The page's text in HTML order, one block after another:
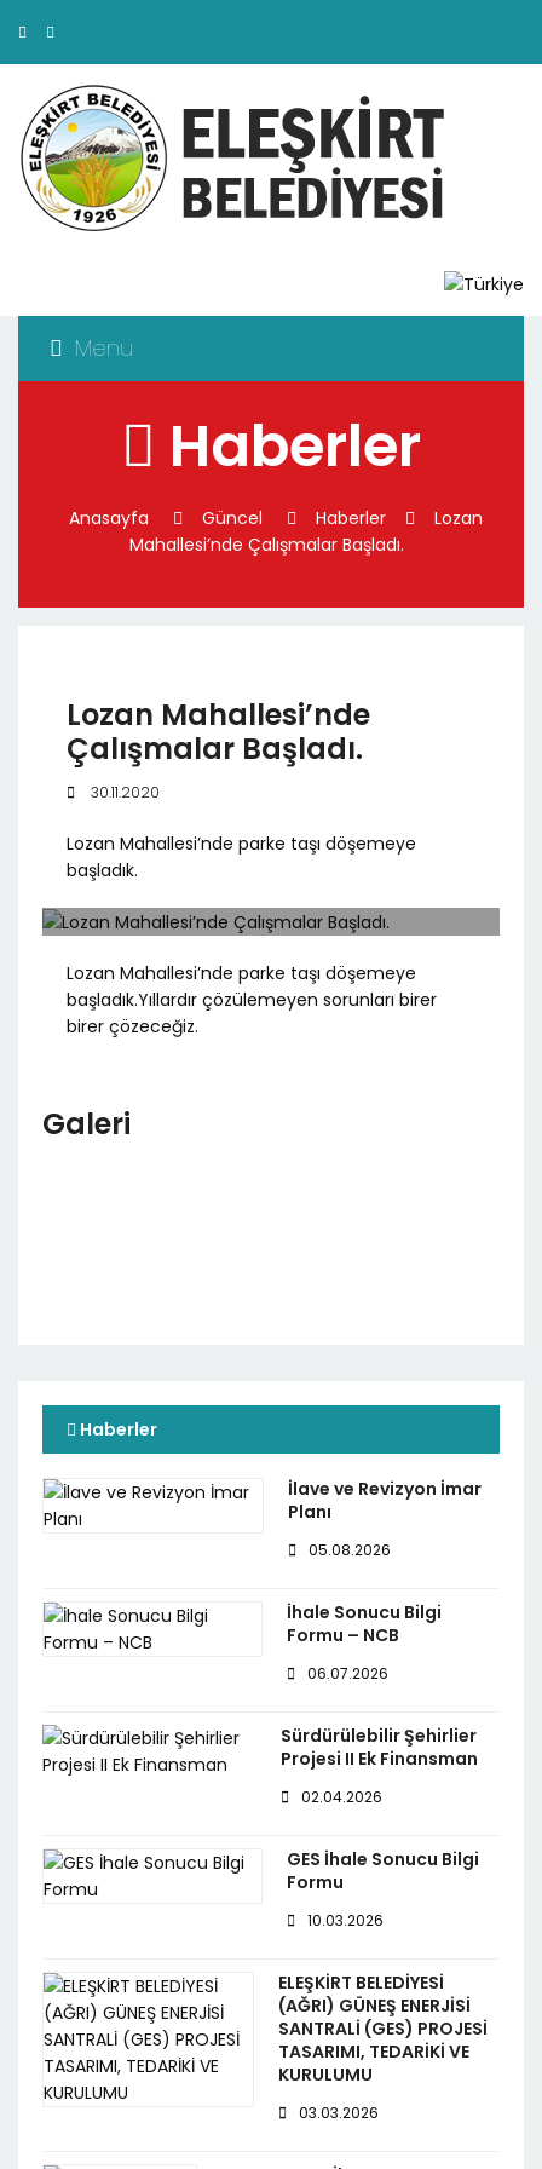
Menu
Haberler
Anasayfa Güncel Haberler
Lozan
Mahallesi’nde Çalışmalar Başladı.
Lozan Mahallesi’nde
Çalışmalar Başladı.
30.11.2020
Lozan Mahallesi’nde parke taşı döşemeye
başladık.
Lozan Mahallesi’nde parke taşı döşemeye
başladık.Yıllardır çözülemeyen sorunları birer
birer çözeceğiz.
Galeri
Haberler
İlave ve Revizyon İmar
Planı
05.08.2026
İhale Sonucu Bilgi
Formu – NCB
06.07.2026
Sürdürülebilir Şehirlier
Projesi II Ek Finansman
02.04.2026
GES İhale Sonucu Bilgi
Formu
10.03.2026
ELEŞKİRT BELEDİYESİ
(AĞRI) GÜNEŞ ENERJİSİ
SANTRALİ (GES) PROJESİ
TASARIMI, TEDARİKİ VE
KURULUMU
03.03.2026